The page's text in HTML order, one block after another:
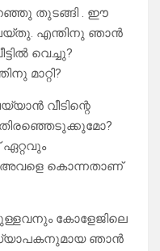
തുടങ്ങി . ഈ
എന്തിനു ഞാൻ
വെച്ചു?
മാറ്റി?
വീടിന്റെ
കൊന്നതാണ്
കോളേജിലെ
ഞാൻ